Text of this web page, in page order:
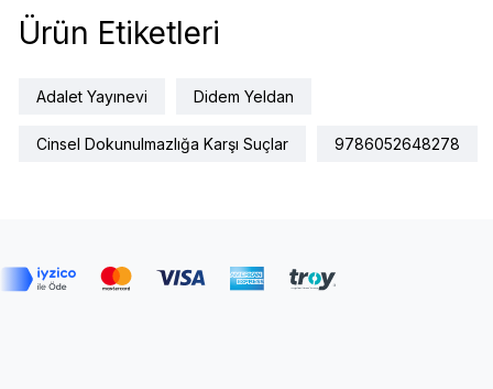
Ürün Etiketleri
Adalet Yayınevi Didem Yeldan
Cinsel Dokunulmazlığa Karşı Suçlar 9786052648278